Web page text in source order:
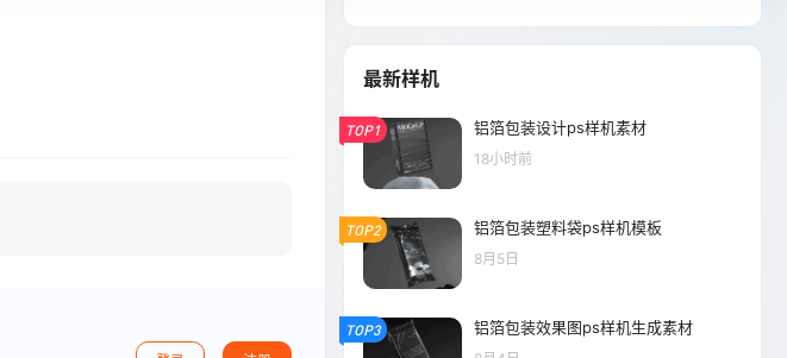
最新样机
TOP1 铝箔包装设计ps样机素材
18小时前
TOP2 铝箔包装塑料袋ps样机模板
8月5日
TOP3 铝箔包装效果图ps样机生成素材